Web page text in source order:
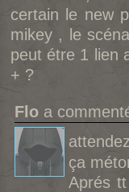
certain le new
mikey , le
peut étre 1 lien
+ ?
Flo a
ça
Aprés